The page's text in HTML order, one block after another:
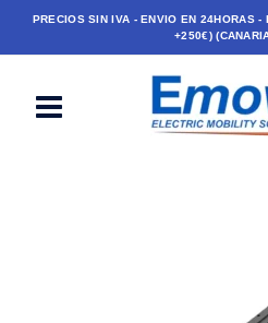
al
PRECIOS SIN IVA - ENVIO EN 24HORAS
+250€)